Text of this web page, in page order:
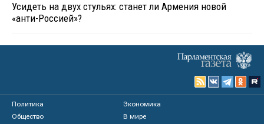
Усидеть на двух стульях: станет ли Армения новой
«анти-Россией»?
Политика
Экономика
Общество
В мире